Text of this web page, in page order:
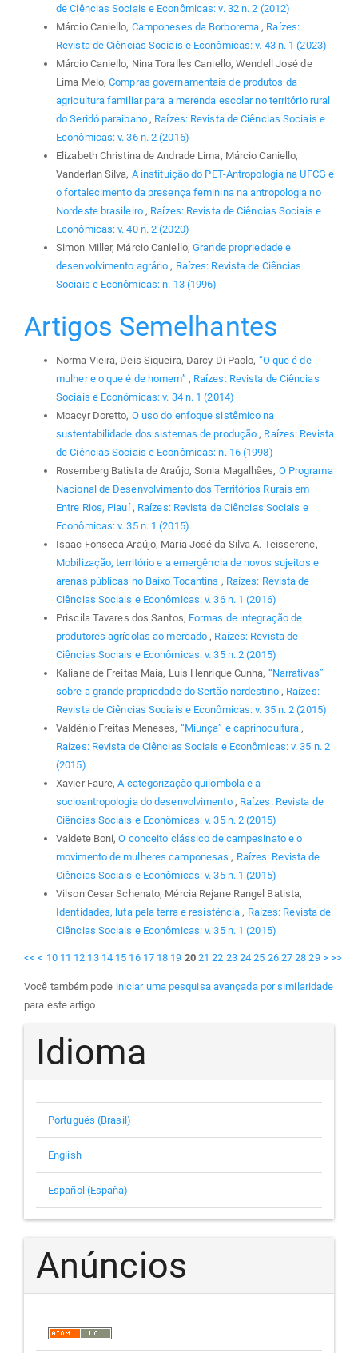
de Ciências Sociais e Econômicas: v. 32 n. 2 (2012)
Márcio Caniello, Camponeses da Borborema, Raízes:
Revista de Ciências Sociais e Econômicas: v. 43 n. 1 (2023)
Márcio Caniello, Nina Toralles Caniello, Wendell José de
Lima Melo,Compras governamentais de produtos da
agricultura familiar para a merenda escolar no território rural
do Seridó paraibano , Raízes: Revista de Ciências Sociais e
Econômicas: v. 36 n. 2 (2016)
Elizabeth Christina de Andrade Lima, Márcio Caniello,
Vanderlan Silva, A instituição do PET-Antropologia na UFCG e
o fortalecimento da presença feminina na antropologia no
Nordeste brasileiro , Raízes: Revista de Ciências Sociais e
Econômicas: v. 40 n. 2 (2020)
Simon Miller, Márcio Caniello,Grande propriedade e
desenvolvimento agrário, Raízes: Revista de Ciências
Sociais e Econômicas: n. 13 (1996)
Artigos Semelhantes
Norma Vieira, Deis Siqueira, Darcy Di Paolo, “O que é de
mulher e o que é de homem” , Raízes: Revista de Ciências
Sociais e Econômicas: v. 34 n. 1 (2014)
Moacyr Doretto, O uso do enfoque sistêmico na
sustentabilidade dos sistemas de produção , Raízes: Revista
de Ciências Sociais e Econômicas: n. 16 (1998)
Rosemberg Batista de Araújo, Sonia Magalhães, O Programa
Nacional de Desenvolvimento dos Territórios Rurais em
Entre Rios, Piauí , Raízes: Revista de Ciências Sociais e
Econômicas: v. 35 n. 1 (2015)
Isaac Fonseca Araújo, Maria José da Silva A. Teisserenc,
Mobilização, território e a emergência de novos sujeitos e
arenas públicas no Baixo Tocantins , Raízes: Revista de
Ciências Sociais e Econômicas: v. 36 n. 1 (2016)
Priscila Tavares dos Santos, Formas de integração de
produtores agrícolas ao mercado , Raízes: Revista de
Ciências Sociais e Econômicas: v. 35 n. 2 (2015)
Kaliane de Freitas Maia, Luis Henrique Cunha, “Narrativas”
sobre a grande propriedade do Sertão nordestino , Raízes:
Revista de Ciências Sociais e Econômicas: v. 35 n. 2 (2015)
Valdênio Freitas Meneses, “Miunça” e caprinocultura ,
Raízes: Revista de Ciências Sociais e Econômicas: v. 35 n. 2
(2015)
Xavier Faure,A categorização quilombola e a
socioantropologia do desenvolvimento , Raízes: Revista de
Ciências Sociais e Econômicas: v. 35 n. 2 (2015)
Valdete Boni,O conceito clássico de campesinato e o
movimento de mulheres camponesas , Raízes: Revista de
Ciências Sociais e Econômicas: v. 35 n. 1 (2015)
Vilson Cesar Schenato, Mércia Rejane Rangel Batista,
Identidades, luta pela terra e resistência , Raízes: Revista de
Ciências Sociais e Econômicas: v. 35 n. 1 (2015)
<< < 10 11 12 13 14 15 16 17 18 19 20 21 22 23 24 25 26 27 28 29 > >>
Você também pode iniciar uma pesquisa avançada por similaridade
para este artigo.
Idioma
Português (Brasil)
English
Español (España)
Anúncios